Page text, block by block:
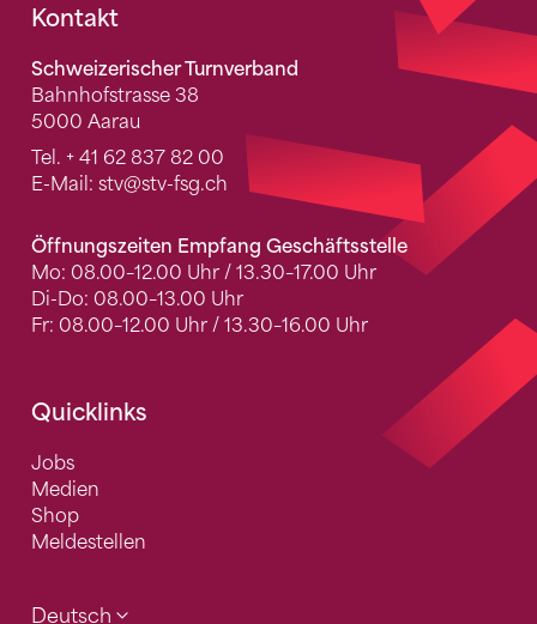
Fusszeile
Kontakt
Schweizerischer Turnverband
Bahnhofstrasse 38
5000 Aarau
Tel. + 41 62 837 82 00
E-Mail: stv@stv-fsg.ch
Öffnungszeiten Empfang Geschäftsstelle
Mo: 08.00–12.00 Uhr / 13.30–17.00 Uhr
Di-Do: 08.00–13.00 Uhr
Fr: 08.00–12.00 Uhr / 13.30–16.00 Uhr
Quicklinks
Jobs
Medien
Shop
Meldestellen
Deutsch